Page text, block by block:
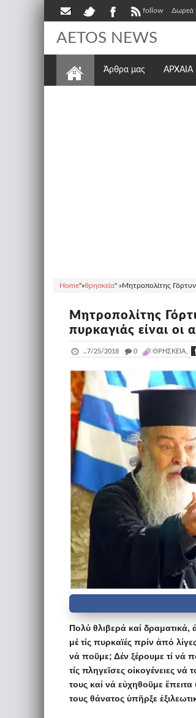
follow Δωρεά
AETOS NEWS
Άρθρα μας
Home"»θρησκεία" »Μητροπολίτης
Μητροπολίτης
πυρκαγιάς είναι οι
..7/25/2018 _ 0 ΘΡΗΣΚΕΊΑ,
Πολύ θλιβερά καί
μέ τίς πυρκαϊές πρίν ἀπό
νά ποῦμε; Δέν ξέρουμε τί νά
τίς πληγεῖσες οἰκογένειες
τους καί νά εὐχηθοῦμε
τους θάνατος ὑπῆρξε